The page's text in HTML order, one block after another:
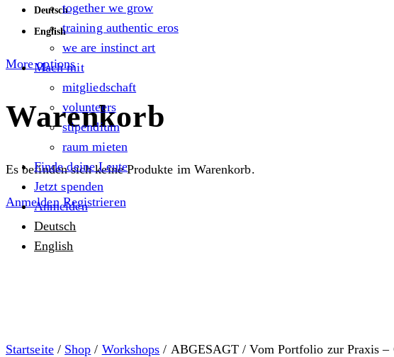
Deutsch
English
More options
Warenkorb
Es befinden sich keine Produkte im Warenkorb.
Anmelden Registrieren
together we grow
training authentic eros
we are instinct art
Mach mit
mitgliedschaft
volunteers
stipendium
raum mieten
Finde deine Leute
Jetzt spenden
Anmelden
Deutsch
English
Startseite/ Shop / Workshops / ABGESAGT / Vom Portfolio zur Praxis –